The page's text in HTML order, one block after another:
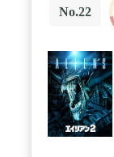
No.22